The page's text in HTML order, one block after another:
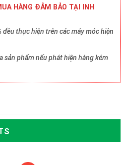
HÀNG ĐẢM BẢO TẠI INH
đều thực hiện trên các máy móc hiện
sản phẩm nếu phát hiện hàng kém